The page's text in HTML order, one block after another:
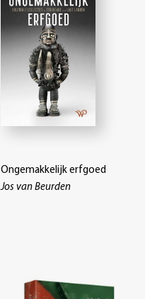
Ongemakkelijk erfgoed
Jos van Beurden